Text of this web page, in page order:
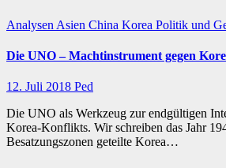
Analysen Asien China Korea Politik und
Die UNO – Machtinstrument gegen
12. Juli 2018 Ped
Die UNO als Werkzeug zur endgültigen
Korea-Konflikts. Wir schreiben das Jahr
Besatzungszonen geteilte Korea…